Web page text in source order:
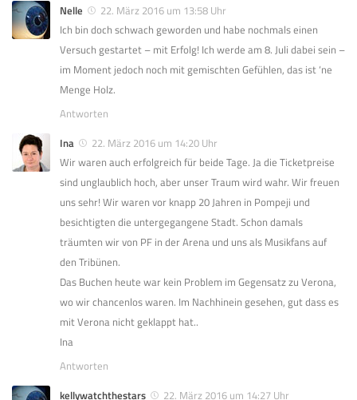
Nelle
22. März 2016 um 13:58 Uhr
Ich bin doch schwach geworden und habe nochmals einen
Versuch gestartet – mit Erfolg! Ich werde am 8. Juli dabei sein –
im Moment jedoch noch mit gemischten Gefühlen, das ist ‘ne
Menge Holz.
Antworten
Ina
22. März 2016 um 14:20 Uhr
Wir waren auch erfolgreich für beide Tage. Ja die Ticketpreise
sind unglaublich hoch, aber unser Traum wird wahr. Wir freuen
uns sehr! Wir waren vor knapp 20 Jahren in Pompeji und
besichtigten die untergegangene Stadt. Schon damals
träumten wir von PF in der Arena und uns als Musikfans auf
den Tribünen.
Das Buchen heute war kein Problem im Gegensatz zu Verona,
wo wir chancenlos waren. Im Nachhinein gesehen, gut dass es
mit Verona nicht geklappt hat..
Ina
Antworten
kellywatchthestars
22. März 2016 um 14:27 Uhr